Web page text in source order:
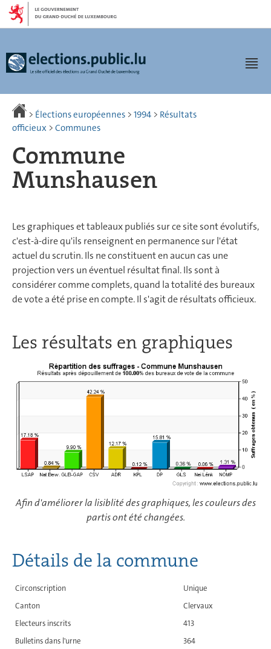
Aller
navigation
Aller
> Élections européennes > 1994 > Résultats
officieux > Communes
Commune
Munshausen
Les graphiques et tableaux publiés sur ce site sont évolutifs,
c'est-à-dire qu'ils renseignent en permanence sur l'état
actuel du scrutin. Ils ne constituent en aucun cas une
projection vers un éventuel résultat final. Ils sont à
considérer comme complets, quand la totalité des bureaux
de vote a été prise en compte. Il s'agit de résultats officieux.
Les résultats en graphiques
Afin d'améliorer la lisiblité des graphiques, les couleurs des
partis ont été changées.
Détails de la commune
Circonscription
Unique
Canton
Clervaux
Electeurs inscrits
413
Bulletins dans l'urne
364